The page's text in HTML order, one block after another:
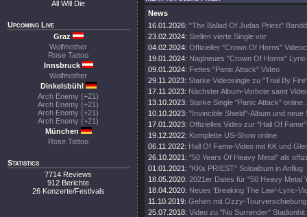
All Will Die
Upcoming Live
Graz
Wolfmother
Rose Tattoo
Innsbruck
Wolfmother
Dinkelsbühl
Arch Enemy (+21)
Arch Enemy (+21)
Arch Enemy (+21)
Arch Enemy (+21)
München
Rose Tattoo
Statistics
7714 Reviews
912 Berichte
26 Konzerte/Festivals
News
16.01.2026: "The Ballad Of Judas Priest"
23.02.2024: Stellen vierte Single vor
04.02.2024: Offizieller "Crown Of Horns"
19.01.2024: Naglneues "Crown Of Horns"
09.01.2024: Fettes "Panic Attack" Video
29.11.2023: Starke Videosingle zu "Trial By
17.11.2023: Nächster Album-Vorbote samt
13.10.2023: Starke Single "Panic Attack"
10.10.2023: "Invincible Shield"-Album und neue
17.01.2023: Offizielles Video zur "Hall Of
19.12.2022: Komplette US-Show online
06.11.2022: Hall Of Fame-Video mit KK und
26.10.2021: "50 Years Of Heavy Metal" als
01.01.2021: "KKs PRIEST" Soloalbum in Anflug
18.05.2020: 2021er Dates für "50 Heavy Metal
18.04.2020: Neues 'Breaking The Law'-Lyric-
11.10.2019: Gehen mit Ozzy-
25.07.2018: Video zu "No Surrender" Stadionhit